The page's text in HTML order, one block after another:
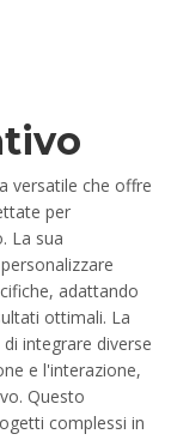
versatile che offre
per
La sua
adattando
ottimali. La
integrare diverse
e l'interazione,
Questo
complessi in